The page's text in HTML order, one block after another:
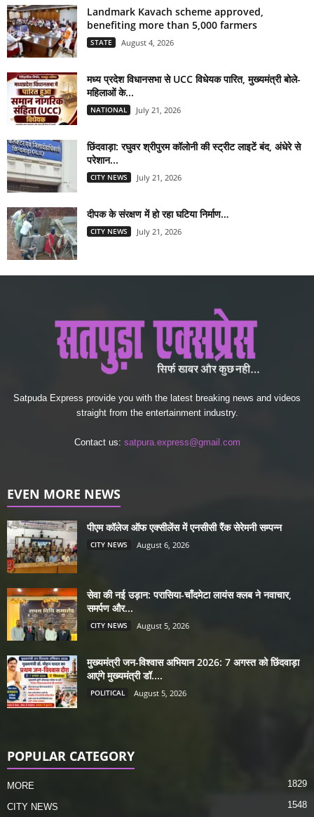
Landmark Kavach scheme approved,
benefiting more than 5,000 farmers
STATE August 4, 2026
मध्य प्रदेश विधानसभा से UCC विधेयक पारित, मुख्यमंत्री बोले-
महिलाओं के...
NATIONAL July 21, 2026
छिंदवाड़ा: रघुवर श्रीपुरम कॉलोनी की स्ट्रीट लाइटें बंद, अंधेरे से
परेशान...
CITY NEWS July 21, 2026
दीपक के संरक्षण में हो रहा घटिया निर्माण…
CITY NEWS July 21, 2026
Satpuda Express provide you with the latest breaking news and videos
straight from the entertainment industry.
Contact us: satpura.express@gmail.com
EVEN MORE NEWS
पीएम कॉलेज ऑफ एक्सीलेंस में एनसीसी रैंक सेरेमनी सम्पन्न
CITY NEWS August 6, 2026
सेवा की नई उड़ान: परासिया-चाँदमेटा लायंस क्लब ने नवाचार,
समर्पण और...
CITY NEWS August 5, 2026
मुख्यमंत्री जन-विश्वास अभियान 2026: 7 अगस्त को छिंदवाड़ा
आएंगे मुख्यमंत्री डॉ....
POLITICAL August 5, 2026
POPULAR CATEGORY
MORE 1829
CITY NEWS 1548